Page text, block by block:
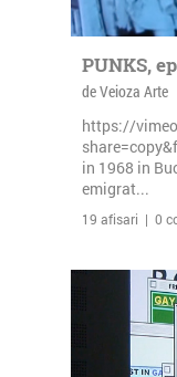
PUNKS,
de Veioza Arte
https://
in 1968 in
emigrat...
19 afisari | 0